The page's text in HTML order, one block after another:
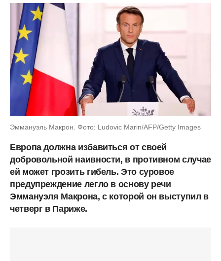
Эммануэль Макрон. Фото: Ludovic Marin/AFP/Getty Images
Европа должна избавиться от своей
добровольной наивности, в противном случае
ей может грозить гибель. Это суровое
предупреждение легло в основу речи
Эммануэля Макрона, с которой он выступил в
четверг в Париже.